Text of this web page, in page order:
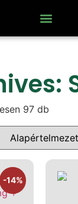
97 db
-14%